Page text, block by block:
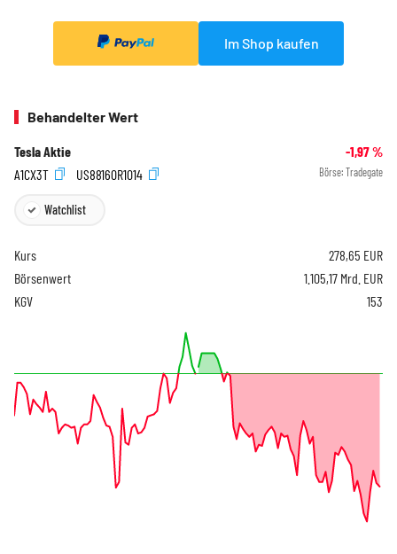
Im Shop kaufen
Behandelter Wert
Tesla Aktie -1,97%
A1CX3T
US88160R1014 Börse: Tradegate
Watchlist
Kurs 278,65 EUR
Börsenwert
1.105,17 Mrd. EUR
KGV
153